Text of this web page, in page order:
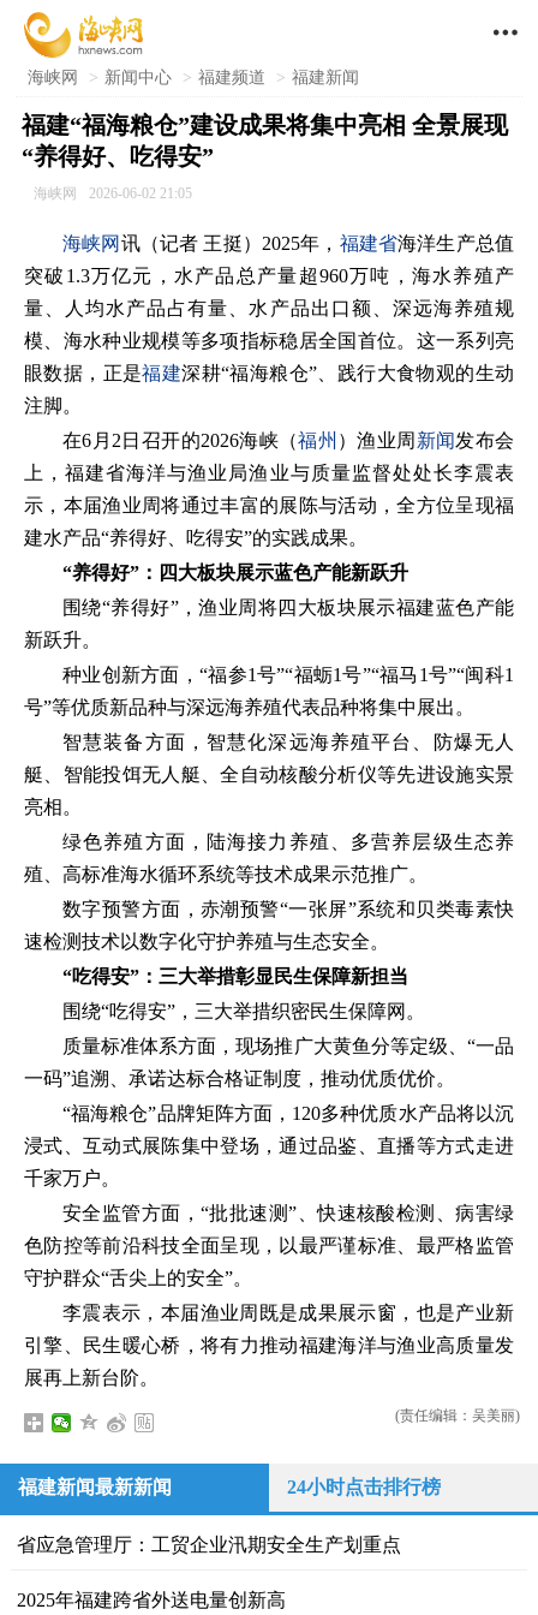

海峡网 > 新闻中心 > 福建频道 > 福建新闻
福建“福海粮仓”建设成果将集中亮相 全景展现
“养得好、吃得安”
海峡网 2026-06-02 21:05
海峡网 讯（记者 王挺）2025年， 福建省海洋生产总值
突破1.3万亿元，水产品总产量超960万吨，海水养殖产
量、人均水产品占有量、水产品出口额、深远海养殖规
模、海水种业规模等多项指标稳居全国首位。这一系列亮
眼数据，正是福建深耕“福海粮仓”、践行大食物观的生动
注脚。
在6月2日召开的2026海峡（福州 ）渔业周 新闻发布会
上，福建省海洋与渔业局渔业与质量监督处处长李震表
示，本届渔业周将通过丰富的展陈与活动，全方位呈现福
建水产品“养得好、吃得安”的实践成果。
“养得好”：四大板块展示蓝色产能新跃升
围绕“养得好”，渔业周将四大板块展示福建蓝色产能
新跃升。
种业创新方面，“福参1号”“福蛎1号”“福马1号”“闽科1
号”等优质新品种与深远海养殖代表品种将集中展出。
智慧装备方面，智慧化深远海养殖平台、防爆无人
艇、智能投饵无人艇、全自动核酸分析仪等先进设施实景
亮相。
绿色养殖方面，陆海接力养殖、多营养层级生态养
殖、高标准海水循环系统等技术成果示范推广。
数字预警方面，赤潮预警“一张屏”系统和贝类毒素快
速检测技术以数字化守护养殖与生态安全。
“吃得安”：三大举措彰显民生保障新担当
围绕“吃得安”，三大举措织密民生保障网。
质量标准体系方面，现场推广大黄鱼分等定级、“一品
一码”追溯、承诺达标合格证制度，推动优质优价。
“福海粮仓”品牌矩阵方面，120多种优质水产品将以沉
浸式、互动式展陈集中登场，通过品鉴、直播等方式走进
千家万户。
安全监管方面，“批批速测”、快速核酸检测、病害绿
色防控等前沿科技全面呈现，以最严谨标准、最严格监管
守护群众“舌尖上的安全”。
李震表示，本届渔业周既是成果展示窗，也是产业新
引擎、民生暖心桥，将有力推动福建海洋与渔业高质量发
展再上新台阶。
(责任编辑：吴美丽)
福建新闻最新新闻 24小时点击排行榜
省应急管理厅：工贸企业汛期安全生产划重点
2025年福建跨省外送电量创新高